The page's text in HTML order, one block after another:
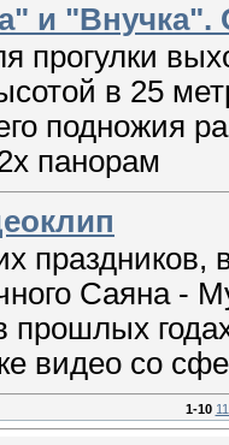
и "Внучка".
прогулки
в 25
подножия
панорам
Саяна -
прошлых
видео со
1-10